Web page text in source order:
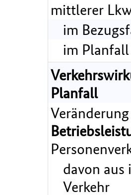
mittlerer
im
im Planfall
Planfall
davon
Verkehr